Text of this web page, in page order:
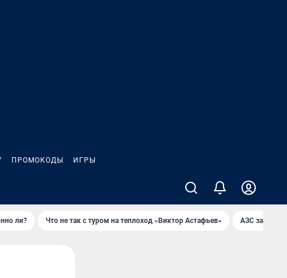
ПРОМОКОДЫ ИГРЫ
ли? Что не так с туром на теплоход «Виктор Астафьев» AЗС